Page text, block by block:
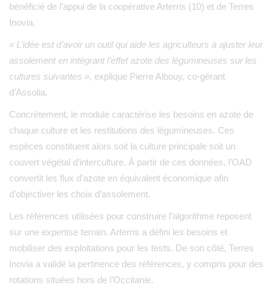
bénéficié de l’appui de la coopérative Arterris (10) et de Terres
Inovia.
« L’idée est d’avoir un outil qui aide les agriculteurs à ajuster leur
assolement en intégrant l’effet azote des légumineuses sur les
cultures suivantes », explique Pierre Albouy, co-gérant
d’Assolia.
Concrètement, le module caractérise les besoins en azote de
chaque culture et les restitutions des légumineuses. Ces
espèces constituent alors soit la culture principale soit un
couvert végétal d’interculture. À partir de ces données, l’OAD
convertit les flux d’azote en équivalent économique afin
d’objectiver les choix d’assolement.
Les références utilisées pour construire l’algorithme reposent
sur une expertise terrain. Arterris a défini les besoins et
mobiliser des exploitations pour les tests. De son côté, Terres
Inovia a validé la pertinence des références, y compris pour des
rotations situées hors de l’Occitanie.